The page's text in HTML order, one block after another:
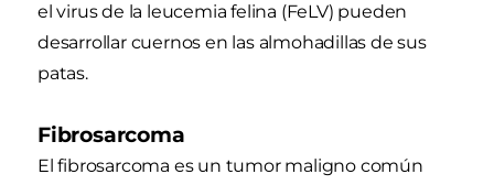
el virus de la leucemia felina (FeLV) pueden
desarrollar cuernos en las almohadillas de sus
patas.
Fibrosarcoma
El fibrosarcoma es un tumor maligno común